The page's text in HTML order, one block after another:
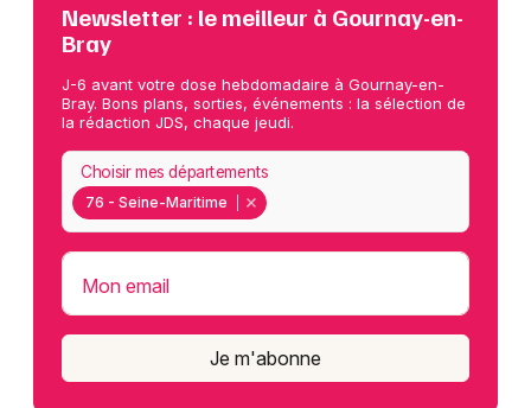
Newsletter : le meilleur à Gournay-en-
Bray
J-6 avant votre dose hebdomadaire à Gournay-en-
Bray. Bons plans, sorties, événements : la sélection de
la rédaction JDS, chaque jeudi.
76 - Seine-Maritime
Choisir mes départements
Mon email
Je m'abonne